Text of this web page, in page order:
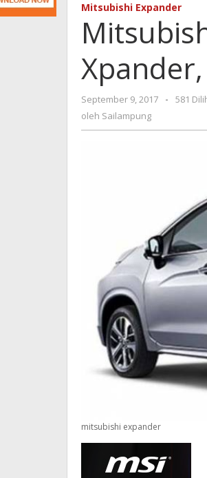
Mitsubishi Expander
September 9, 2017
oleh
-
581
oleh Sailampung
mitsubishi expander